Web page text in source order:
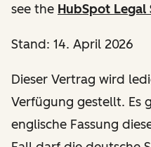
see the HubSpot
Stand: 14. April 2026
Dieser Vertrag wird
Verfügung gestellt. Es
englische Fassung